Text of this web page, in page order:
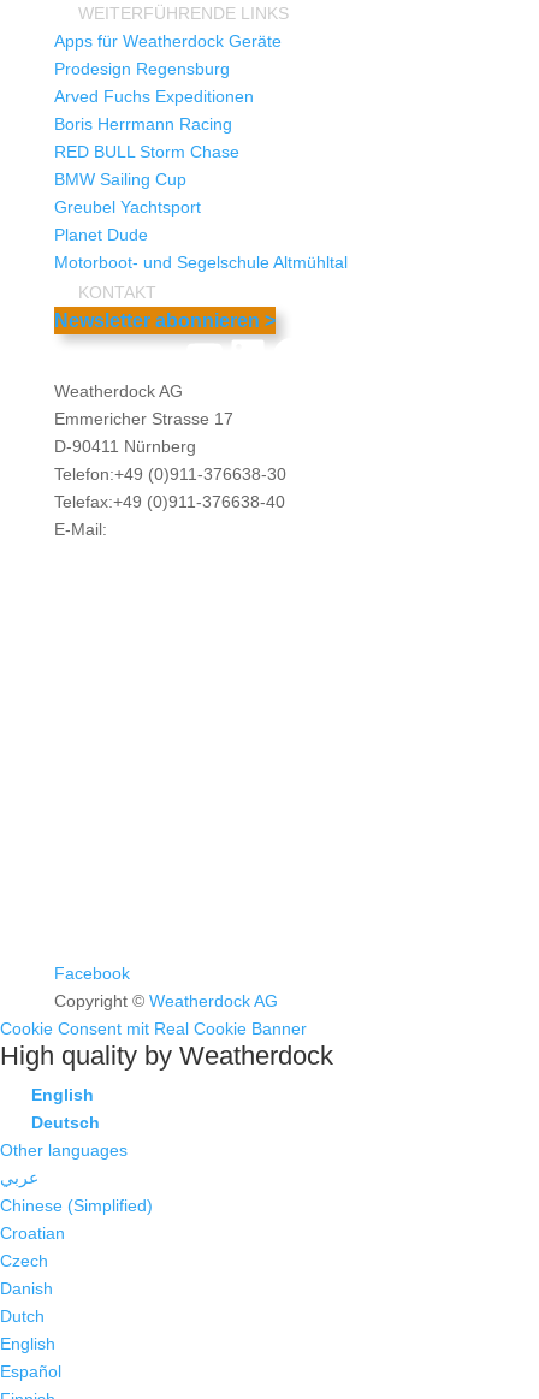
WEITERFÜHRENDE LINKS
Apps für Weatherdock Geräte
Prodesign Regensburg
Arved Fuchs Expeditionen
Boris Herrmann Racing
RED BULL Storm Chase
BMW Sailing Cup
Greubel Yachtsport
Planet Dude
Motorboot- und Segelschule Altmühltal
KONTAKT
Newsletter abonnieren >
YouTube
LinkedIn
Facebook
Weatherdock AG
Emmericher Strasse 17
D-90411 Nürnberg
Telefon:+49 (0)911-376638-30
Telefax:+49 (0)911-376638-40
E-Mail:
Facebook
Copyright © Weatherdock AG
Cookie Consent mit Real Cookie Banner
High quality by Weatherdock
English
Deutsch
Other languages
عربي
Chinese (Simplified)
Croatian
Czech
Danish
Dutch
English
Español